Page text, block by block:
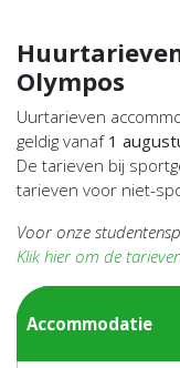
Olympos
Uurtarieven
geldig vanaf 1
De tarieven bij
tarieven voor niet-
Voor onze
Klik hier om de
Accommodatie